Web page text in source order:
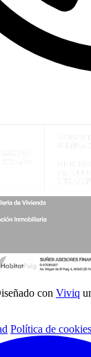
con Viviq
Política de cookies